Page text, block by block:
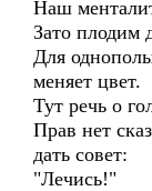
Наш
Зато плодим
Для
меняет цвет.
Тут речь о
Прав нет
дать совет:
"Лечись!"